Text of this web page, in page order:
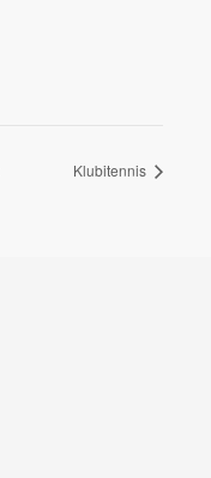
Klubitennis